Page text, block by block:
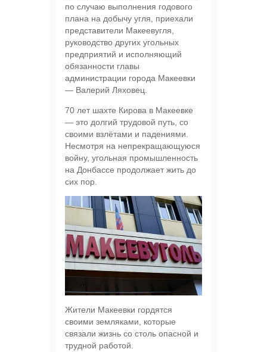
по случаю выполнения годового
плана на добычу угля, приехали
представители Макеевугля,
руководство других угольных
предприятий и исполняющий
обязанности главы
администрации города Макеевки
— Валерий Ляховец.
70 лет шахте Кирова в Макеевке
— это долгий трудовой путь, со
своими взлётами и падениями.
Несмотря на непрекращающуюся
войну, угольная промышленность
на Донбассе продолжает жить до
сих пор.
Жители Макеевки гордятся
своими земляками, которые
связали жизнь со столь опасной и
трудной работой.